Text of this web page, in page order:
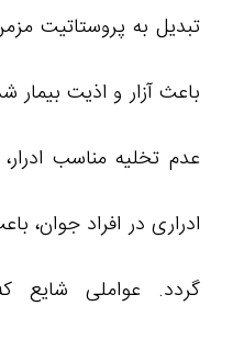
تبدیل به پروستاتیت
باعث آزار و اذیت بیمار
عدم تخلیه مناسب
ادراری در افراد جوان،
گردد. عواملی شایع